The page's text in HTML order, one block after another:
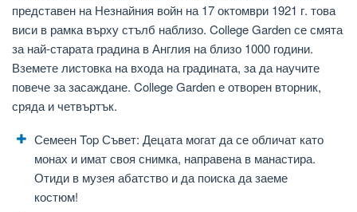
представен на Незнайния войн на 17 октомври 1921 г. това
виси в рамка върху стълб наблизо. College Garden се смята
за най-старата градина в Англия на близо 1000 години.
Вземете листовка на входа на градината, за да научите
повече за засаждане. College Garden е отворен вторник,
сряда и четвъртък.
Семеен Top Съвет: Децата могат да се обличат като
монах и имат своя снимка, направена в манастира.
Отиди в музея абатство и да поиска да заеме
костюм!